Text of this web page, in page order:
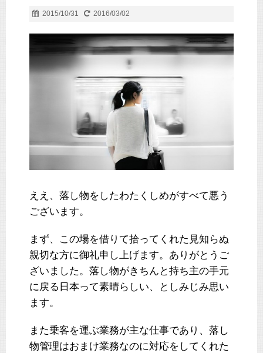
2015/10/31 2016/03/02
ええ、落し物をしたわたくしめがすべて悪う
ございます。
まず、この場を借りて拾ってくれた見知らぬ
親切な方に御礼申し上げます。ありがとうご
ざいました。落し物がきちんと持ち主の手元
に戻る日本って素晴らしい、としみじみ思い
ます。
また乗客を運ぶ業務が主な仕事であり、落し
物管理はおまけ業務なのに対応をしてくれた